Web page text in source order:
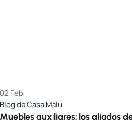
02 Feb
Blog de Casa Malu
Muebles auxiliares: los aliados